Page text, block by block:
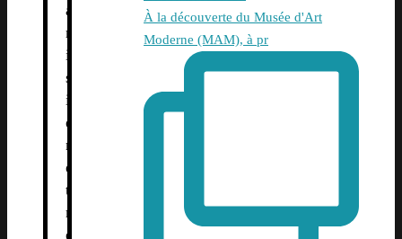
a
r
i
s
i
e
n
e
t
r
é
À la découverte du Musée d'Art
Moderne (MAM), à pr